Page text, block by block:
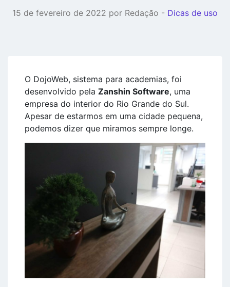
15 de fevereiro de 2022 por Redação - Dicas de uso
O DojoWeb, sistema para academias, foi
desenvolvido pela Zanshin Software, uma
empresa do interior do Rio Grande do Sul.
Apesar de estarmos em uma cidade pequena,
podemos dizer que miramos sempre longe.